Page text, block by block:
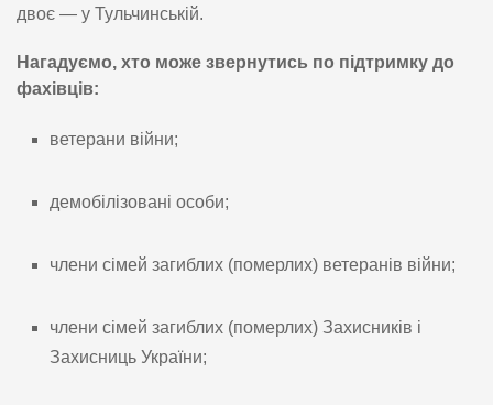
двоє — у Тульчинській.
Нагадуємо, хто може звернутись по підтримку до
фахівців:
ветерани війни;
демобілізовані особи;
члени сімей загиблих (померлих) ветеранів війни;
члени сімей загиблих (померлих) Захисників і
Захисниць України;